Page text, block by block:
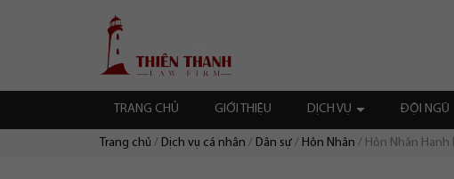
Trang
chủ
TRANG CHỦ GIỚI THIỆU DỊCH VỤ ĐỘI NGŨ
Duyệt:
Trang chủ Dịch vụ cá nhân Dân sự Hôn Nhân Hôn Nhân Hạnh